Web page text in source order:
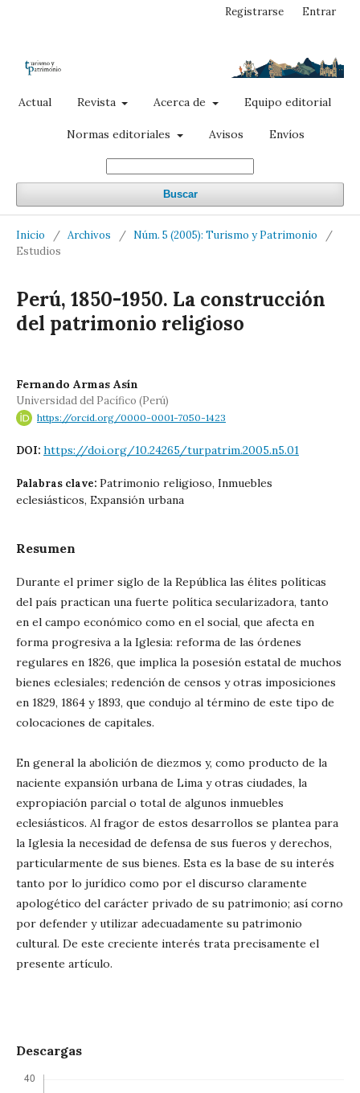
Actual Revista Acerca de Equipo editorial
Normas editoriales Avisos Envíos
Buscar
Registrarse Entrar
Inicio / Archivos / Núm. 5 (2005): Turismo y Patrimonio
/
Estudios
Perú, 1850-1950. La construcción
del patrimonio religioso
Fernando Armas Asín
Universidad del Pacífico (Perú)
https://orcid.org/0000-0001-7050-1423
DOI: https://doi.org/10.24265/turpatrim.2005.n5.01
Palabras clave: Patrimonio religioso, Inmuebles
eclesiásticos, Expansión urbana
Resumen
Durante el primer siglo de la República las élites políticas
del país practican una fuerte política secularizadora, tanto
en el campo económico como en el social, que afecta en
forma progresiva a la Iglesia: reforma de las órdenes
regulares en 1826, que implica la posesión estatal de muchos
bienes eclesiales; redención de censos y otras imposiciones
en 1829, 1864 y 1893, que condujo al término de este tipo de
colocaciones de capitales.
En general la abolición de diezmos y, como producto de la
naciente expansión urbana de Lima y otras ciudades, la
expropiación parcial o total de algunos inmuebles
eclesiásticos. Al fragor de estos desarrollos se plantea para
la Iglesia la necesidad de defensa de sus fueros y derechos,
particularmente de sus bienes. Esta es la base de su interés
tanto por lo jurídico como por el discurso claramente
apologético del carácter privado de su patrimonio; así corno
por defender y utilizar adecuadamente su patrimonio
cultural. De este creciente interés trata precisamente el
presente artículo.
Descargas